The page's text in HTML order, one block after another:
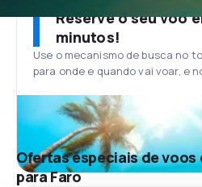
Reserve o seu voo
minutos!
Use o mecanismo de busca no
para onde e quando vai voar, e
Ofertas especiais de voos
para Faro